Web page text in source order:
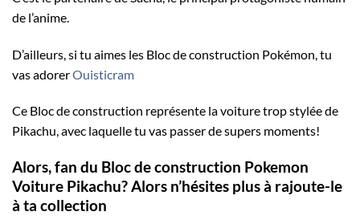
de l’anime.
D’ailleurs, si tu aimes les Bloc de construction Pokémon, tu
vas adorerOuisticram
Ce Bloc de construction représente la voiture trop stylée de
Pikachu, avec laquelle tu vas passer de supers moments!
Alors, fan du Bloc de construction Pokemon
Voiture Pikachu? Alors n’hésites plus à rajoute-le
à ta collection